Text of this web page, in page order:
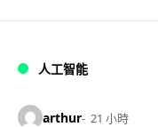
人工智能
arthur 21 小時